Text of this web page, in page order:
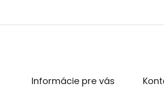
Informácie pre vás